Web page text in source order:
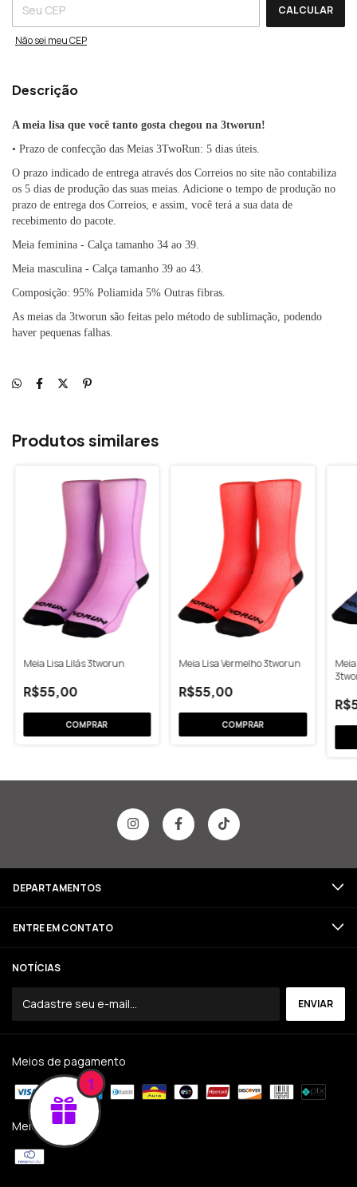
CALCULAR
Não sei meu CEP
Descrição
A meia lisa que você tanto gosta chegou na 3tworun!
• Prazo de confecção das Meias 3TwoRun: 5 dias úteis.
O prazo indicado de entrega através dos Correios no site não contabiliza
os 5 dias de produção das suas meias. Adicione o tempo de produção no
prazo de entrega dos Correios, e assim, você terá a sua data de
recebimento do pacote.
Meia feminina - Calça tamanho 34 ao 39.
Meia masculina - Calça tamanho 39 ao 43.
Composição: 95% Poliamida 5% Outras fibras.
As meias da 3tworun são feitas pelo método de sublimação, podendo
haver pequenas falhas.
Produtos similares
Meia Lisa Lilás 3tworun
R$55,00
COMPRAR
Meia Lisa Vermelho 3tworun
R$55,00
COMPRAR
DEPARTAMENTOS
ENTRE EM CONTATO
NOTÍCIAS
Meios de pagamento
Meios de envio
1